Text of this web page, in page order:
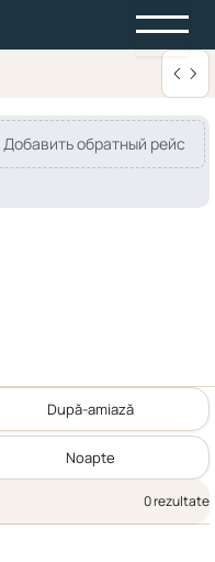
Добавить обратный рейс
După-amiază
Noapte
0 rezultate